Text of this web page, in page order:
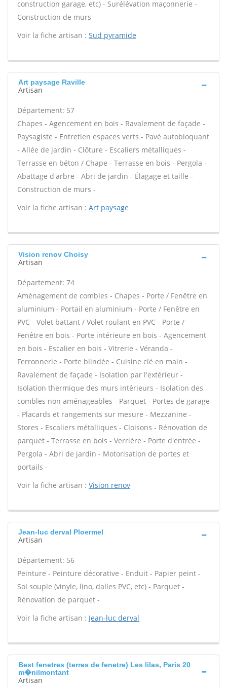
construction garage, etc) - Surélévation maçonnerie -
Construction de murs -
Voir la fiche artisan : Sud pyramide
Art paysage Raville
Artisan
Département: 57
Chapes - Agencement en bois - Ravalement de façade -
Paysagiste - Entretien espaces verts - Pavé autobloquant
- Allée de jardin - Clôture - Escaliers métalliques -
Terrasse en béton / Chape - Terrasse en bois - Pergola -
Abattage d'arbre - Abri de jardin - Élagage et taille -
Construction de murs -
Voir la fiche artisan : Art paysage
Vision renov Choisy
Artisan
Département: 74
Aménagement de combles - Chapes - Porte / Fenêtre en
aluminium - Portail en aluminium - Porte / Fenêtre en
PVC - Volet battant / Volet roulant en PVC - Porte /
Fenêtre en bois - Porte intérieure en bois - Agencement
en bois - Escalier en bois - Vitrerie - Véranda -
Ferronnerie - Porte blindée - Cuisine clé en main -
Ravalement de façade - Isolation par l'extérieur -
Isolation thermique des murs intérieurs - Isolation des
combles non aménageables - Parquet - Portes de garage
- Placards et rangements sur mesure - Mezzanine -
Stores - Escaliers métalliques - Cloisons - Rénovation de
parquet - Terrasse en bois - Verrière - Porte d'entrée -
Pergola - Abri de jardin - Motorisation de portes et
portails -
Voir la fiche artisan : Vision renov
Jean-luc derval Ploermel
Artisan
Département: 56
Peinture - Peinture décorative - Enduit - Papier peint -
Sol souple (vinyle, lino, dalles PVC, etc) - Parquet -
Rénovation de parquet -
Voir la fiche artisan : Jean-luc derval
Best fenetres (terres de fenetre) Les lilas, Paris 20
m�nilmontant
Artisan